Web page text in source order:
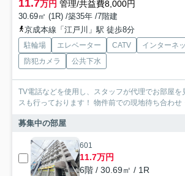
11.7万円 管理/共益費8,000円
30.69㎡ (1R) /築35年 /7階建
京成本線「江戸川」駅 徒歩8分
駐輪場 エレベーター CATV
インターネ
防犯カメラ
公共下水
TV電話などを使用し、スタッフが代理でお部屋を
スも行っております！ 物件前での現地待ち合わせ
募集中の部屋
601
11.7万円
6階 / 30.69㎡ / 1R